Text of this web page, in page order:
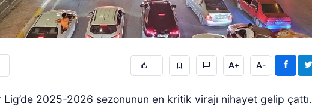
A+ A-
2025-2026 sezonunun en kritik virajı nihayet gelip çattı.